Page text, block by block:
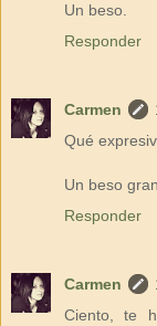
Un beso.
Responder
Carmen
Qué
Un beso
Responder
Carmen
Ciento, te